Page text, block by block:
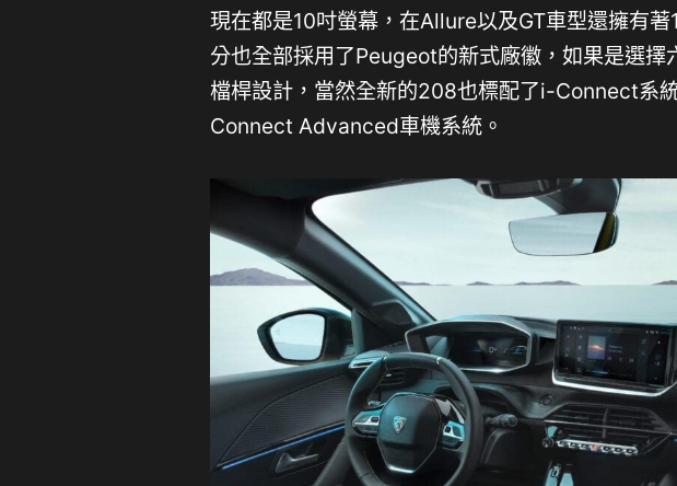
現在都是10吋螢幕，在Allure以及GT車型還擁有
分也全部採用了Peugeot的新式廠徽，如果是選擇
檔桿設計，當然全新的208也標配了i-Connect系
Connect Advanced車機系統。